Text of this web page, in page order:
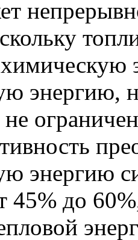
химическую
энергию,
не
энергию
45% до